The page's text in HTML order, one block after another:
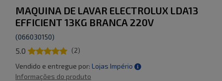
MAQUINA DE LAVAR ELECTROLUX LDA13
EFFICIENT 13KG BRANCA 220V
(066030150)
5.0 (2)
Vendido e entregue por: Lojas Império
Informações do produto